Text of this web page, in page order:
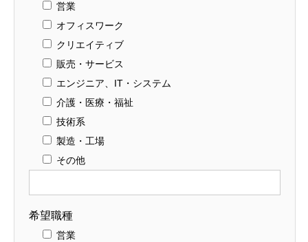
営業
オフィスワーク
クリエイティブ
販売・サービス
エンジニア、IT・システム
介護・医療・福祉
技術系
製造・工場
その他
希望職種
営業